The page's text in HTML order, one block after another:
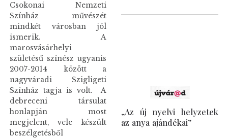
Csokonai Nemzeti
Színház művészét
mindkét városban jól
ismerik. A
marosvásárhelyi
születésű színész ugyanis
2007-2014 között a
nagyváradi Szigligeti
Színház tagja is volt. A
debreceni társulat
honlapján most
megjelent, vele készült
beszélgetésből
„Az új nyelvi helyzetek
az anya ajándékai”